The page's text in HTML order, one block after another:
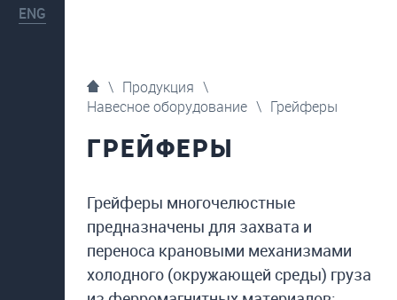
ENG
\ Продукция \
Навесное оборудование \ Грейферы
ГРЕЙФЕРЫ
Грейферы многочелюстные
предназначены для захвата и
переноса крановыми механизмами
холодного (окружающей среды) груза